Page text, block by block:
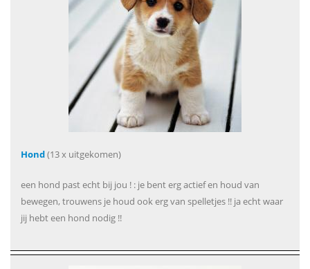
Hond(13 x uitgekomen)
een hond past echt bij jou ! : je bent erg actief en houd van
bewegen, trouwens je houd ook erg van spelletjes !! ja echt waar
jij hebt een hond nodig !!